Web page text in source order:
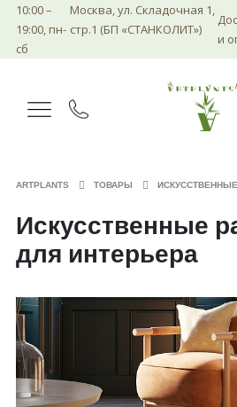
10:00 –
19:00, пн-
сб
Москва, ул. Складочная 1,
стр.1 (БП «СТАНКОЛИТ»)
и
ARTPLANTS ТОВАРЫ
Искусственные
для интерьера